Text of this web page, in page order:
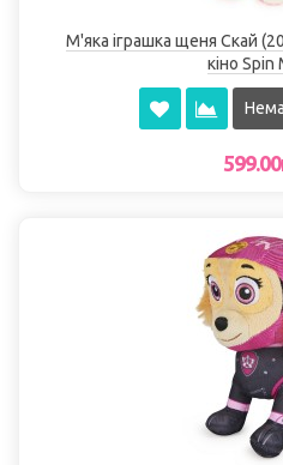
М'яка іграшка щеня Скай
кіно Spin